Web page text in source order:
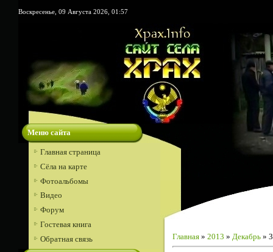
Воскресенье, 09 Августа 2026, 01:57
Меню сайта
Главная страница
Сёла на карте
Фотоальбомы
Видео
Форум
Гостевая книга
Обратная связь
Главная » 2013 » Декабрь »